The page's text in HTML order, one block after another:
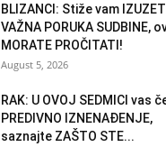
BLIZANCI: Stiže vam
VAŽNA PORUKA SUDBINE,
MORATE PROČITATI!
August 5, 2026
RAK: U OVOJ SEDMICI vas
PREDIVNO IZNENAĐENJE,
saznajte ZAŠTO STE...